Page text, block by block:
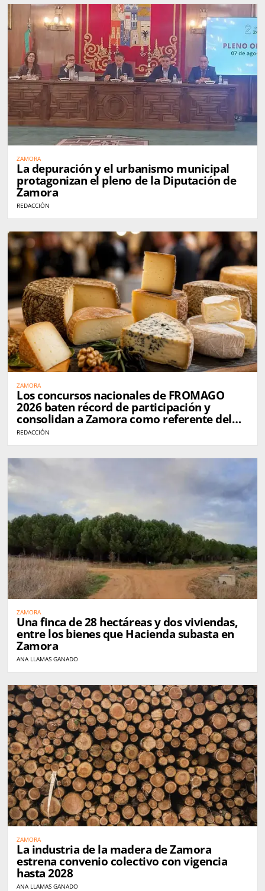
ZAMORA
La depuración y el urbanismo municipal
protagonizan el pleno de la Diputación de
Zamora
REDACCIÓN
ZAMORA
Los concursos nacionales de FROMAGO
2026 baten récord de participación y
consolidan a Zamora como referente del
queso en España
REDACCIÓN
ZAMORA
Una finca de 28 hectáreas y dos viviendas,
entre los bienes que Hacienda subasta en
Zamora
ANA LLAMAS GANADO
ZAMORA
La industria de la madera de Zamora
estrena convenio colectivo con vigencia
hasta 2028
ANA LLAMAS GANADO